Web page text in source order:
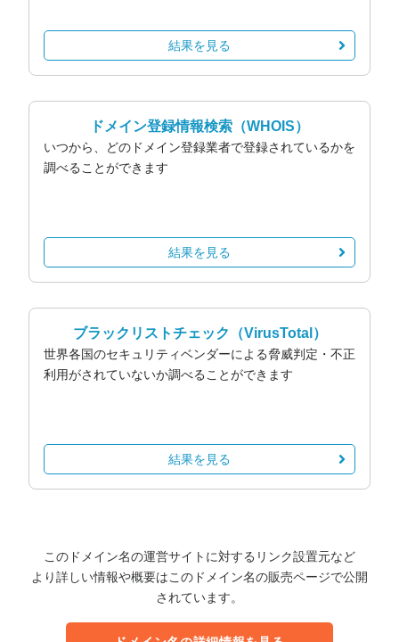
結果を見る
ドメイン登録情報検索 （WHOIS）
いつから、どのドメイン登録業者で登録されているかを
調べることができます
結果を見る
ブラックリストチェック （VirusTotal）
世界各国のセキュリティベンダーによる脅威判定・不正
利用がされていないか調べることができます
結果を見る
このドメイン名の運営サイトに対するリンク設置元など
より詳しい情報や概要はこのドメイン名の販売ページで公開
されています。